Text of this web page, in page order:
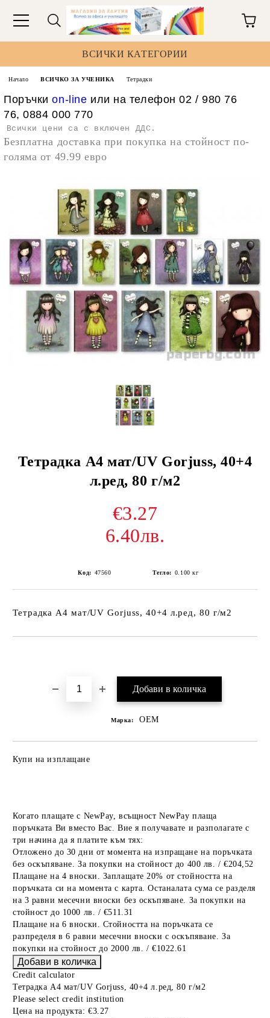
ВСИЧКИ КАТЕГОРИИ
Начало ВСИЧКО ЗА УЧЕНИКА Тетрадки
Поръчкиon-line или на телефон 02 / 980 76
76, 0884 000 770
Всички цени са с включен ДДС.
Безплатна доставка при покупка на стойност по-
голяма от 49.99 евро
Тетрадка А4 мат/UV Gorjuss, 40+4
л.ред, 80 г/м2
€3.27
6.40лв.
Код: 47560 Тегло: 0.100 кг
Тетрадка А4 мат/UV Gorjuss, 40+4 л.ред, 80 г/м2
Марка: OEM
Купи на изплащане
Когато плащате с NewPay, всъщност NewPay плаща
поръчката Ви вместо Вас. Вие я получавате и разполагате с
три начина да я платите към тях:
Отложено до 30 дни от момента на изпращане на поръчката
без оскъпяване. За покупки на стойност до 400 лв. / €204,52
Плащане на 4 вноски. Заплащате 20% от стойността на
поръчката си на момента с карта. Останалата сума се разделя
на 3 равни месечни вноски без оскъпяване. За покупки на
стойност до 1000 лв. / €511.31
Плащане на 6 вноски. Стойността на поръчката се
разпределя в 6 равни месечни вноски с оскъпяване. За
покупки на стойност до 2000 лв. / €1022.61
Credit calculator
Тетрадка А4 мат/UV Gorjuss, 40+4 л.ред, 80 г/м2
Please select credit institution
Цена на продукта: €3.27